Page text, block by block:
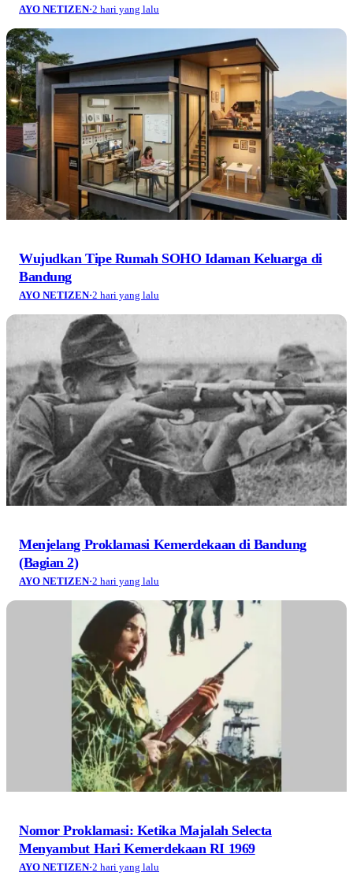
AYO NETIZEN·2 hari yang lalu
Wujudkan Tipe Rumah SOHO Idaman Keluarga di
Bandung
AYO NETIZEN·2 hari yang lalu
Menjelang Proklamasi Kemerdekaan di Bandung
(Bagian 2)
AYO NETIZEN·2 hari yang lalu
Nomor Proklamasi: Ketika Majalah Selecta
Menyambut Hari Kemerdekaan RI 1969
AYO NETIZEN·2 hari yang lalu